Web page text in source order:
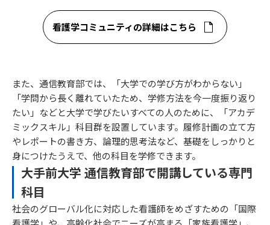
看護学コミュニティの詳細はこちら
また、通信教育部では、「大学での学び方がわからない」
「学問から長く離れていたため、学修方法を今一度振り返り
たい」などと大学で学びたいすべての人のために、「アカデ
ミックスキル」科目群を設置しています。履修計画の立て方
やレポートの書き方、論理的思考法など、基礎をしっかりと
身につけたうえで、他の科目を学修できます。
大手前大学 通信教育部で開講している専門
科目
社会のグローバル化に対応した看護師をめざすための「国際